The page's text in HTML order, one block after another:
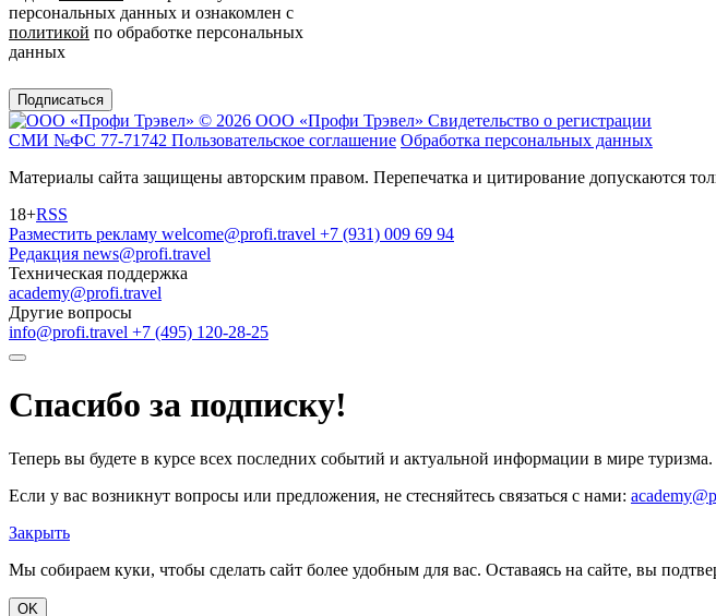
персональных данных и ознакомлен с
политикой по обработке персональных
данных
Подписаться
© 2026 ООО «Профи Трэвeл» Свидетельство о регистрации
СМИ №ФС 77-71742 Пользовательское соглашение Обработка персональных данных
Материалы сайта защищены авторским правом. Перепечатка и цитирование допускаются
18+RSS
Разместить рекламу welcome@profi.travel +7 (931) 009 69 94
Редакция news@profi.travel
Техническая поддержка
academy@profi.travel
Другие вопросы
info@profi.travel +7 (495) 120-28-25
Спасибо за подписку!
Теперь вы будете в курсе всех последних событий и актуальной информации в мире туризма.
Если у вас возникнут вопросы или предложения, не стесняйтесь связаться с нами:
Закрыть
Мы собираем куки, чтобы сделать сайт более удобным для вас. Оставаясь на сайте, вы
OK